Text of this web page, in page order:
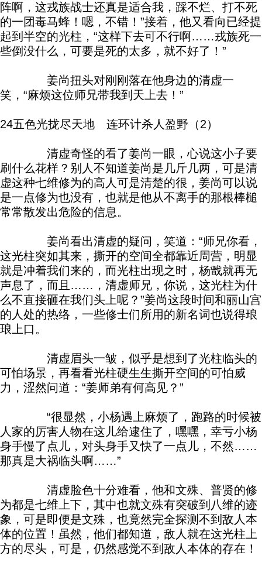
阵啊，这戎族战士还真是适合我，踩不烂、打不死
的一团毒马蜂！嗯，不错！”接着，他又看向已经提
起到半空的光柱，“这样下去可不行啊……戎族死一
些倒没什么，可要是死的太多，就不好了！”
姜尚扭头对刚刚落在他身边的清虚一
笑，“麻烦这位师兄带我到天上去！”
24五色光拢尽天地 连环计杀人盈野（2）
清虚奇怪的看了姜尚一眼，心说这小子要
刷什么花样？别人不知道姜尚是几斤几两，可是清
虚这种七维修为的高人可是清楚的很，姜尚可以说
是一点修为也没有，也就是他从不离手的那根棒槌
常常散发出危险的信息。
姜尚看出清虚的疑问，笑道：“师兄你看，
这光柱突如其来，撕开的空间全都靠近周营，明显
就是冲着我们来的，而光柱出现之时，杨戬就再无
声息了，而且……，清虚师兄，你说，这光柱为什
么不直接砸在我们头上呢？”姜尚这段时间和丽山宫
的人处的热络，一些修士们所用的新名词也说得琅
琅上口。
清虚眉头一皱，似乎是想到了光柱临头的
可怕场景，再看看光柱硬生生撕开空间的可怕威
力，涩然问道：“姜师弟有何高见？”
“很显然，小杨遇上麻烦了，跑路的时候被
人家的厉害人物在这儿给逮住了，嘿嘿，幸亏小杨
身手慢了点儿，对头身手又快了一点儿，不然……
那真是大祸临头啊……”
清虚脸色十分难看，他和文殊、普贤的修
为都是七维上下，其中也就文殊有突破到八维的迹
象，可是即便是文殊，也竟然完全探测不到敌人本
体的位置！虽然，他们都知道，敌人就在这光柱上
方的尽头，可是，仍然感觉不到敌人本体的存在！